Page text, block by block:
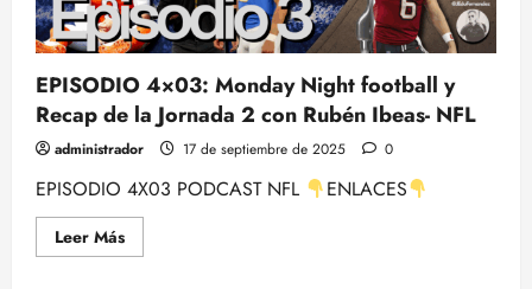
EPISODIO 4×03: Monday Night football y
Recap de la Jornada 2 con Rubén Ibeas- NFL
administrador 17 de septiembre de 2025 0
EPISODIO 4X03 PODCAST NFL ENLACES
Leer MásLeer
más